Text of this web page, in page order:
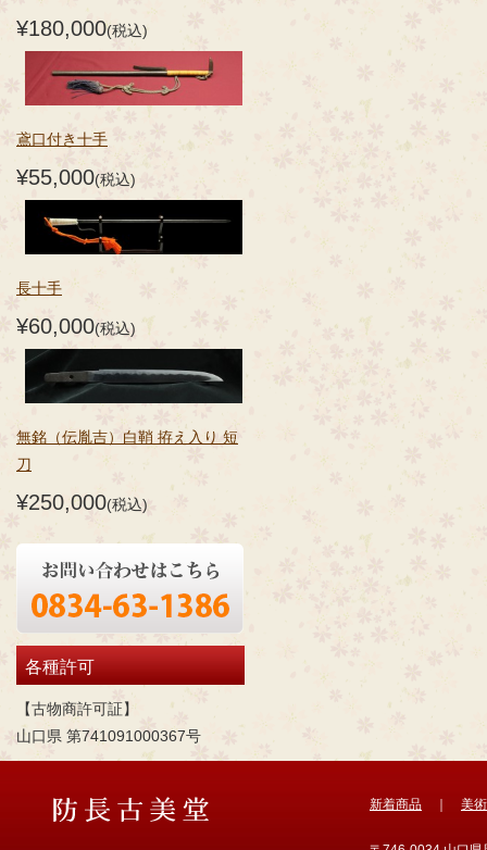
¥180,000(税込)
鳶口付き十手
¥55,000(税込)
長十手
¥60,000(税込)
無銘（伝胤吉）白鞘 拵え入り 短
刀
¥250,000(税込)
各種許可
【古物商許可証】
山口県 第741091000367号
新着商品 美